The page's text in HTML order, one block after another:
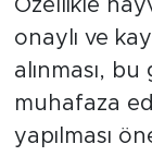
Özellikle
onaylı ve
alınması,
muhafaza
yapılması